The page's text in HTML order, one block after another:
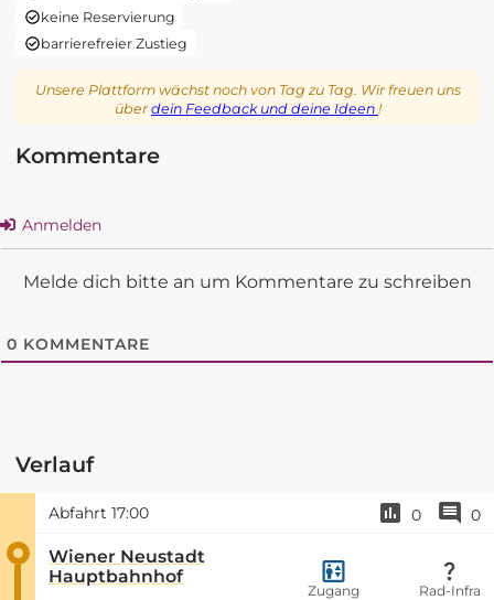
keine Reservierung
barrierefreier Zustieg
Unsere Plattform wächst noch von Tag zu Tag. Wir freuen uns
überdein Feedback und deine Ideen !
Kommentare
Anmelden
Melde dich bitte an um Kommentare zu schreiben
0 KOMMENTARE
Verlauf
Abfahrt 17:00 0 0
Wiener Neustadt
Hauptbahnhof
Zugang Rad-Infra